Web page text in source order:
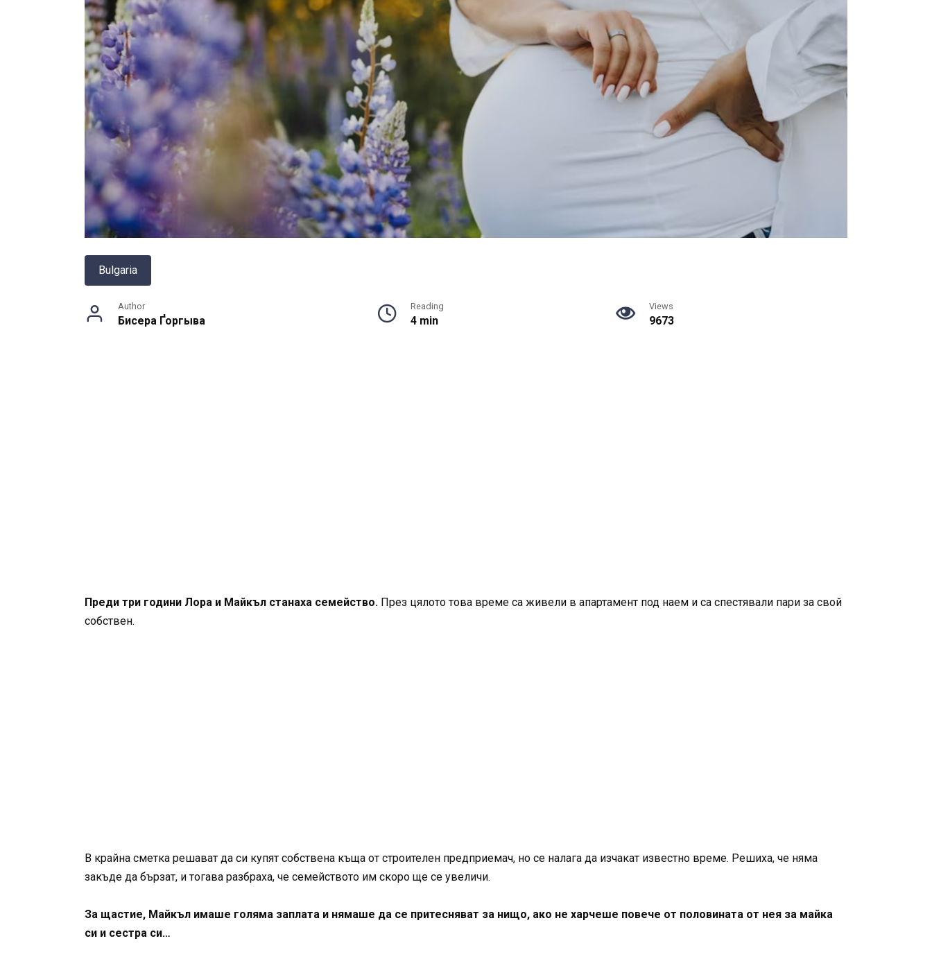
Bulgaria
Author
Бисера Ґоргыва
Reading
4 min
Views
9673
Преди три години Лора и Майкъл станаха семейство. През цялото това време са живели в апартамент под наем и са спестявали пари за свой
собствен.
В крайна сметка решават да си купят собствена къща от строителен предприемач, но се налага да изчакат известно време. Решиха, че няма
закъде да бързат, и тогава разбраха, че семейството им скоро ще се увеличи.
За щастие, Майкъл имаше голяма заплата и нямаше да се притесняват за нищо, ако не харчеше повече от половината от нея за майка
си и сестра си…